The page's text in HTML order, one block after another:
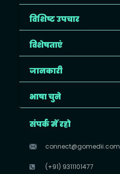
विशिष्ट उपचार
विशेषताएं
जानकारी
भाषा चुने
संपर्क में रहो
connect@gomedii.com
(+91) 9311101477